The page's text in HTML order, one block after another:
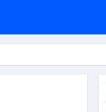
тарифы и советы по